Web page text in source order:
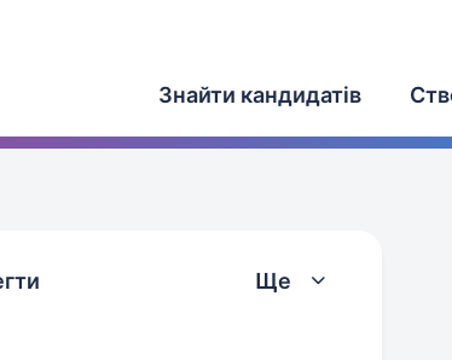
Знайти кандидатів
Ще